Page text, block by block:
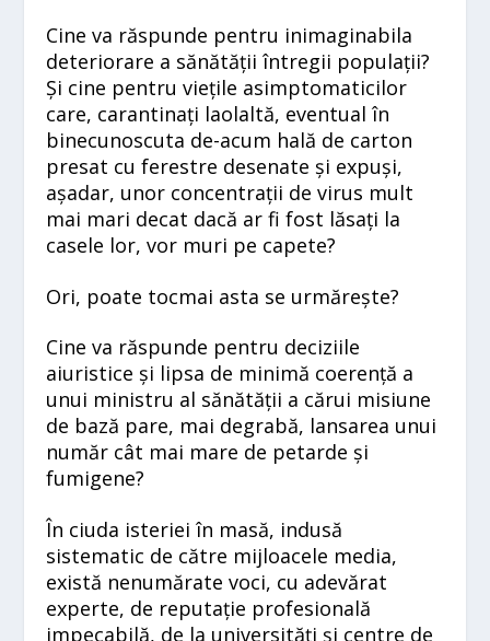
Cine va răspunde pentru inimaginabila
deteriorare a sănătății întregii populații?
Și cine pentru viețile asimptomaticilor
care, carantinați laolaltă, eventual în
binecunoscuta de-acum hală de carton
presat cu ferestre desenate și expuși,
așadar, unor concentrații de virus mult
mai mari decat dacă ar fi fost lăsați la
casele lor, vor muri pe capete?
Ori, poate tocmai asta se urmărește?
Cine va răspunde pentru deciziile
aiuristice și lipsa de minimă coerență a
unui ministru al sănătății a cărui misiune
de bază pare, mai degrabă, lansarea unui
număr cât mai mare de petarde și
fumigene?
În ciuda isteriei în masă, indusă
sistematic de către mijloacele media,
există nenumărate voci, cu adevărat
experte, de reputație profesională
impecabilă, de la universități și centre de